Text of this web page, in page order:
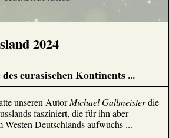
2024
eurasischen Kontinents ...
unseren AutorMichael Gallmeisterdie
fasziniert, die für ihn aber
Westen Deutschlands aufwuchs ...